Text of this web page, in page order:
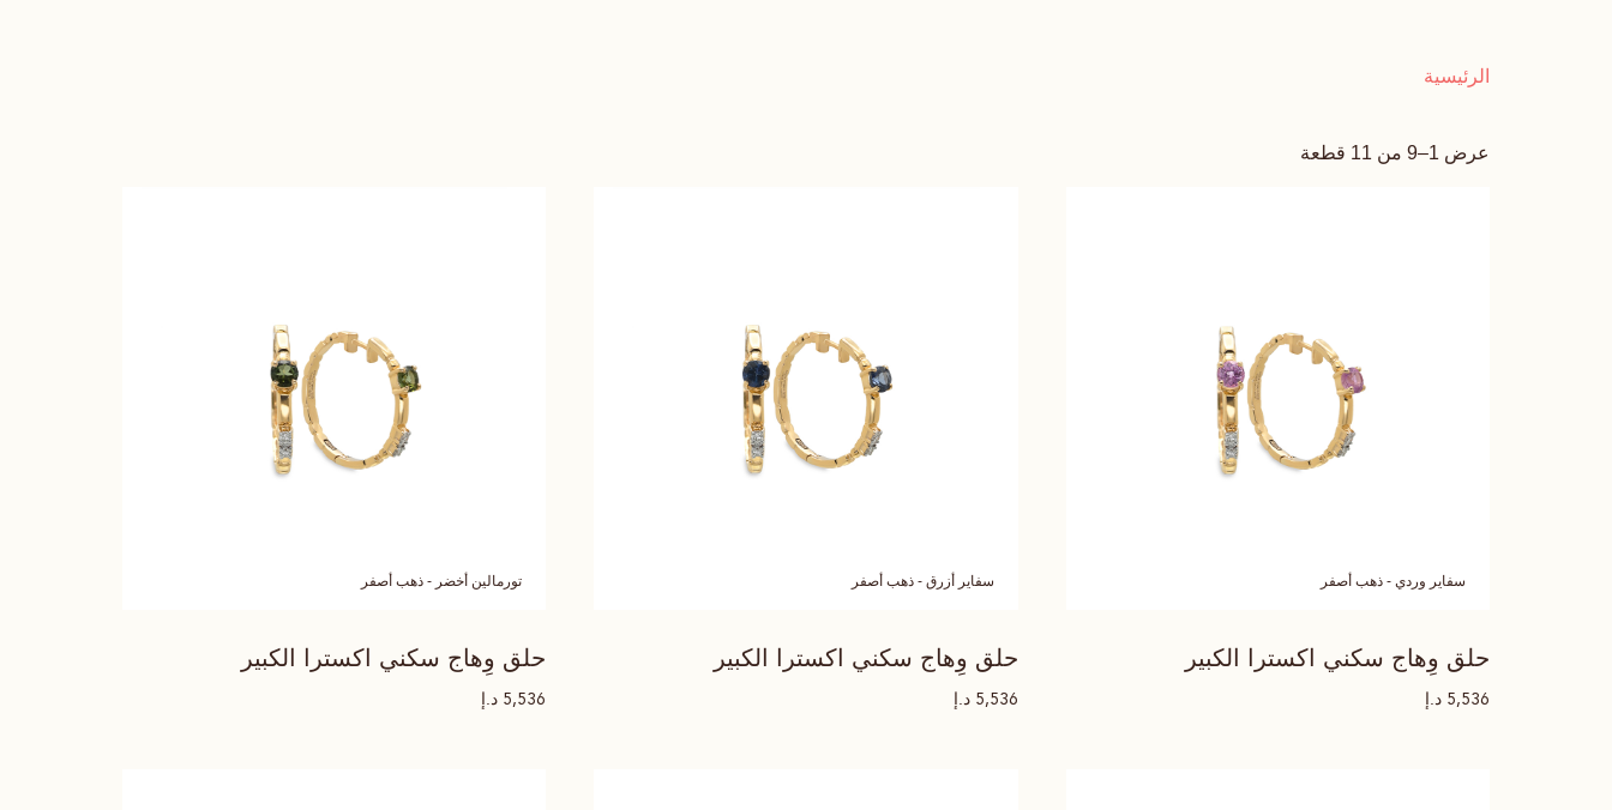
الرئيسية
عرض 1–9 من 11 قطعة
سفاير وردي - ذهب أصفر
حلق وِهاج سكني اكسترا الكبير
5,536 د.إ
سفاير أزرق - ذهب أصفر
حلق وِهاج سكني اكسترا الكبير
5,536 د.إ
تورمالين أخضر - ذهب أصفر
حلق وِهاج سكني اكسترا الكبير
5,536 د.إ